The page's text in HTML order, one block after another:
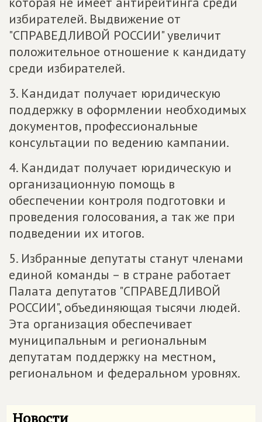
избирателей. Выдвижение от
"СПРАВЕДЛИВОЙ РОССИИ" увеличит
положительное отношение к кандидату
среди избирателей.
3. Кандидат получает юридическую
поддержку в оформлении необходимых
документов, профессиональные
консультации по ведению кампании.
4. Кандидат получает юридическую и
организационную помощь в
обеспечении контроля подготовки и
проведения голосования, а так же при
подведении их итогов.
5. Избранные депутаты станут членами
единой команды – в стране работает
Палата депутатов "СПРАВЕДЛИВОЙ
РОССИИ", объединяющая тысячи людей.
Эта организация обеспечивает
муниципальным и региональным
депутатам поддержку на местном,
региональном и федеральном уровнях.
Новости